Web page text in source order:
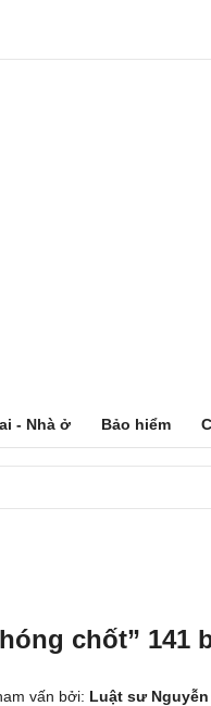
- Nhà ở Bảo hiểm
chốt” 141
vấn bởi: Luật sư